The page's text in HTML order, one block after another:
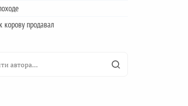
корову продавал